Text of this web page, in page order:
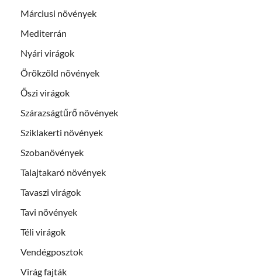
Márciusi növények
Mediterrán
Nyári virágok
Örökzöld növények
Őszi virágok
Szárazságtűrő növények
Sziklakerti növények
Szobanövények
Talajtakaró növények
Tavaszi virágok
Tavi növények
Téli virágok
Vendégposztok
Virág fajták